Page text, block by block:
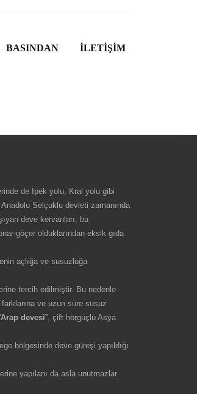
BASINDAN İLETİŞİM
de İpek yolu, Kral yolu gibi
Selçuklu devleti zamanında
deve kervanları, bu
göçer olduklarından eksik gıda
açlığa ve susuzluğa
tercih edilmiştir. Bu nedenle
ve uzun süre susuz
Arap devesi”, çift hörgüçlü Asya
bölgesinde deve güreşi yapıldığı
yapılanı da asla unutmazlar.